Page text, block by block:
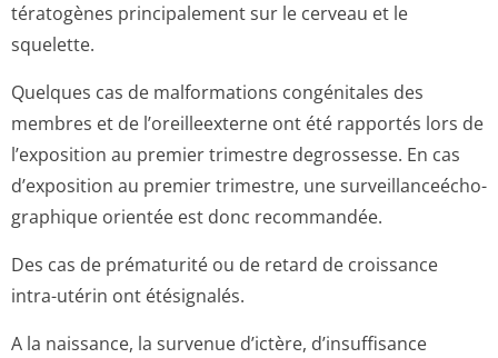
tératogènes principalement sur le cerveau et le
squelette.
Quelques cas de malformations congénitales des
membres et de l’oreilleexterne ont été rapportés lors de
l’exposition au premier trimestre degrossesse. En cas
d’exposition au premier trimestre, une surveillanceécho­
graphique orientée est donc recommandée.
Des cas de prématurité ou de retard de croissance
intra-utérin ont étésignalés.
A la naissance, la survenue d’ictère, d’insuffisance